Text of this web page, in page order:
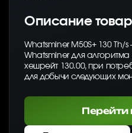
Описание
Whatsminer M50S+ 130 Th/
Whatsminer для
хешрейт 130.00, при
для добычи следующих
Перейти